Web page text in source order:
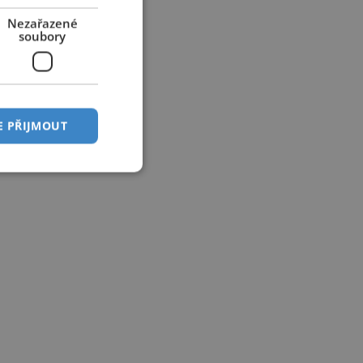
Nezařazené
soubory
PŘIJMOUT